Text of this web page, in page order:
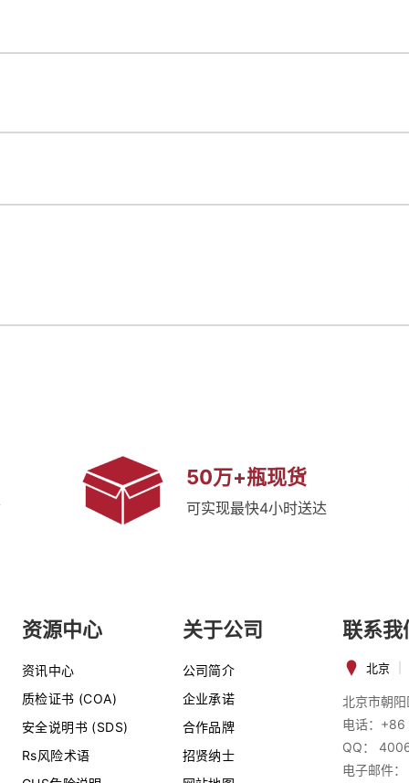
50万+瓶现货
可实现最快4小时送达
资源中心
资讯中心
质检证书 (COA)
安全说明书 (SDS)
Rs风险术语
关于公司
公司简介
企业承诺
合作品牌
招贤纳士
联系我
北京
北京市朝
电话：
QQ：
电子邮件：